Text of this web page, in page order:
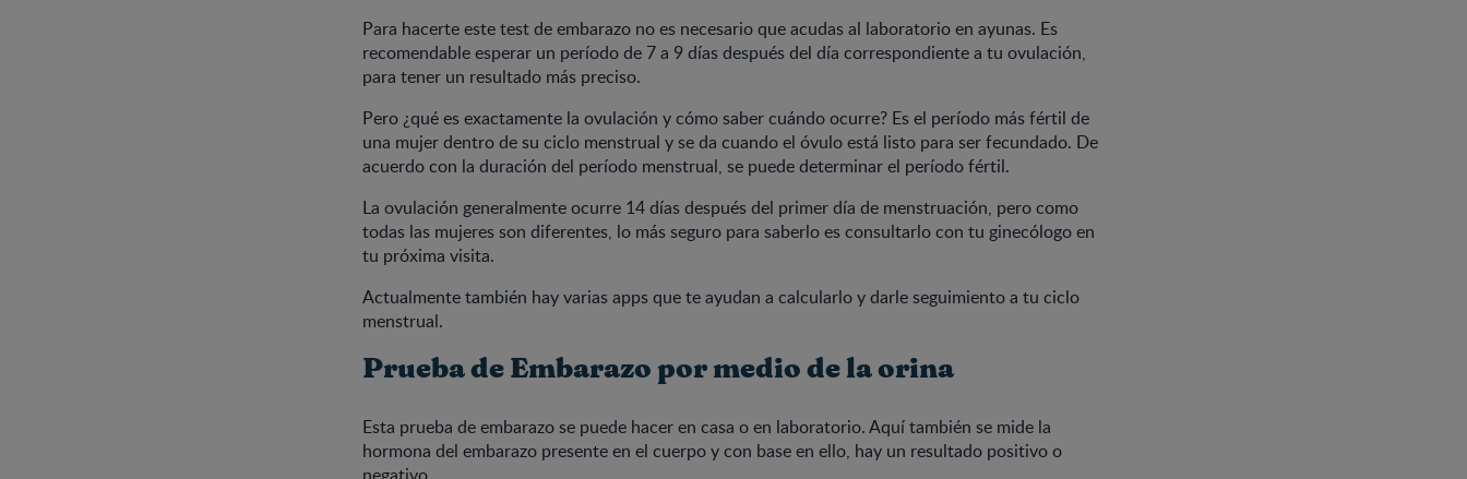
Para hacerte este test de embarazo no es necesario que acudas al laboratorio en ayunas. Es
recomendable esperar un período de 7 a 9 días después del día correspondiente a tu ovulación,
para tener un resultado más preciso.
Pero ¿qué es exactamente la ovulación y cómo saber cuándo ocurre? Es el período más fértil de
una mujer dentro de su ciclo menstrual y se da cuando el óvulo está listo para ser fecundado. De
acuerdo con la duración del período menstrual, se puede determinar el período fértil.
La ovulación generalmente ocurre 14 días después del primer día de menstruación, pero como
todas las mujeres son diferentes, lo más seguro para saberlo es consultarlo con tu ginecólogo en
tu próxima visita.
Actualmente también hay varias apps que te ayudan a calcularlo y darle seguimiento a tu ciclo
menstrual.
Prueba de Embarazo por medio de la orina
Esta prueba de embarazo se puede hacer en casa o en laboratorio. Aquí también se mide la
hormona del embarazo presente en el cuerpo y con base en ello, hay un resultado positivo o